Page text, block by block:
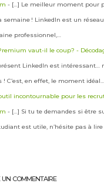
- […] Le meilleur moment pour
semaine ! LinkedIn est un
professionnel,…
vaut-il le coup? -
LinkedIn est intéressant…
! C’est, en effet, le moment idéal…
incontournable pour les
- […] Si tu te demandes si être
est utile, n’hésite pas à lire
commentaire